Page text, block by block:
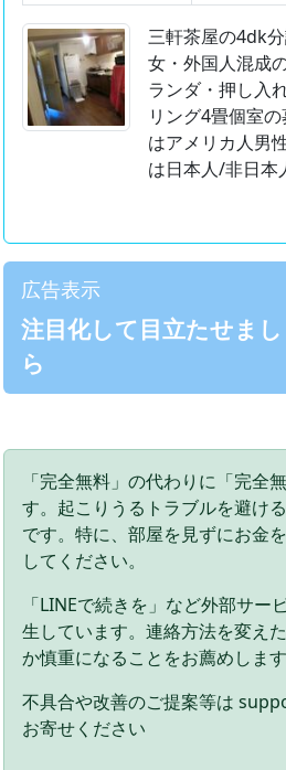
三軒茶屋の4dk
女・外国人混成
ランダ・押し入
リング4畳個室
はアメリカ人男
は日本人/非日本
広告表示
注目化して目立たせま
ら
「完全無料」の代わりに「完全
す。起こりうるトラブルを避け
です。特に、部屋を見ずにお金
してください。
「LINEで続きを」など外部サー
生しています。連絡方法を変え
か慎重になることをお薦めします
不具合や改善のご提案等は
お寄せください